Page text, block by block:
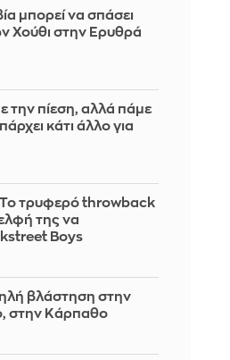
μπορεί να σπάσει
Χούθι στην Ερυθρά
την πίεση, αλλά πάμε
κάτι άλλο για
Το τρυφερό throwback
της να
Boys
βλάστηση στην
στην Κάρπαθο